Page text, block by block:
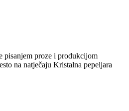
pisanjem proze i produkcijom
na natječaju Kristalna pepeljara